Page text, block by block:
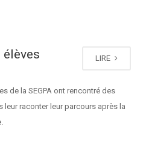
LIRE
élèves
de la SEGPA ont rencontré des
leur raconter leur parcours après la